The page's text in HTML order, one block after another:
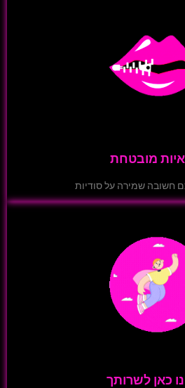
מובטחת
חשובה שמירה על סודיות
כאן לשרותך